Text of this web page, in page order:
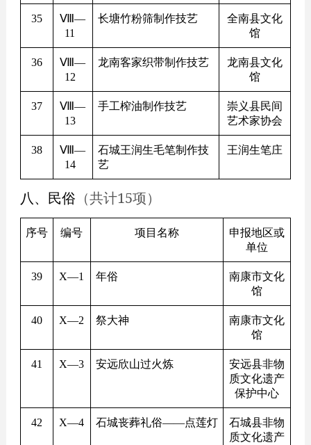
35
Ⅷ—
11
长塘竹粉筛制作技艺
全南县文化
馆
36
Ⅷ—
12
龙南客家织带制作技艺
龙南县文化
馆
37
Ⅷ—
13
手工榨油制作技艺
崇义县民间
艺术家协会
38
Ⅷ—
14
石城王润生毛笔制作技
艺
王润生笔庄
八、民俗 （共计15项）
序号 编号 项目名称
申报地区或
单位
39 X—1 年俗
南康市文化
馆
40 X—2 祭大神
南康市文化
馆
41 X—3 安远欣山过火炼
安远县非物
质文化遗产
保护中心
42 X—4 石城丧葬礼俗——点莲灯
石城县非物
质文化遗产